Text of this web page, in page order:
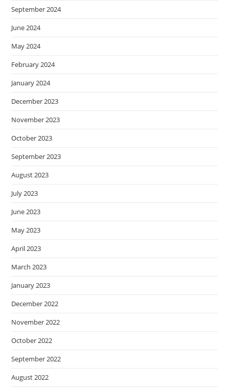
September 2024
June 2024
May 2024
February 2024
January 2024
December 2023
November 2023
October 2023
September 2023
August 2023
July 2023
June 2023
May 2023
April 2023
March 2023
January 2023
December 2022
November 2022
October 2022
September 2022
August 2022